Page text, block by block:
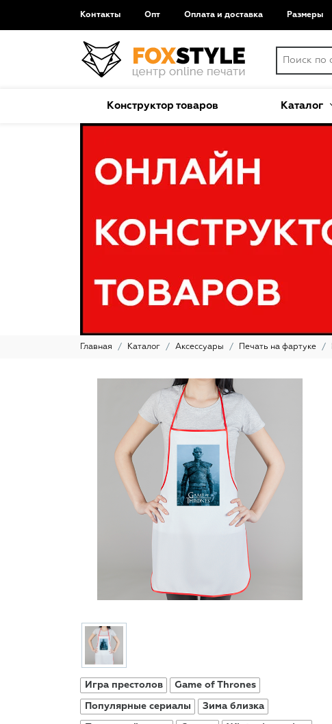
Контакты Опт Оплата и доставка Размеры
Конструктор товаров Каталог
Главная Каталог Аксессуары Печать на фартуке
Игра престолов Game of Thrones
Популярные сериалы Зима близка